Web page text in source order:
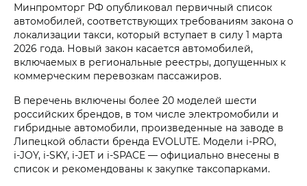
Минпромторг РФ опубликовал первичный список
автомобилей, соответствующих требованиям закона о
локализации такси, который вступает в силу 1 марта
2026 года. Новый закон касается автомобилей,
включаемых в региональные реестры, допущенных к
коммерческим перевозкам пассажиров.
В перечень включены более 20 моделей шести
российских брендов, в том числе электромобили и
гибридные автомобили, произведенные на заводе в
Липецкой области бренда EVOLUTE. Модели i‑PRO,
i‑JOY, i‑SKY, i‑JET и i‑SPACE — официально внесены в
список и рекомендованы к закупке таксопарками.